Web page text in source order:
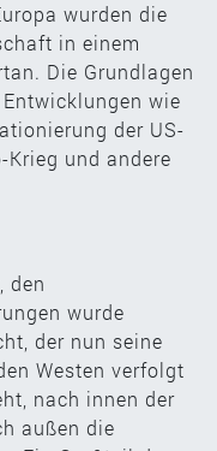
wurden die
in einem
Die Grundlagen
wie
der US-
Krieg und andere
den
wurde
der nun seine
Westen verfolgt
nach innen der
außen die